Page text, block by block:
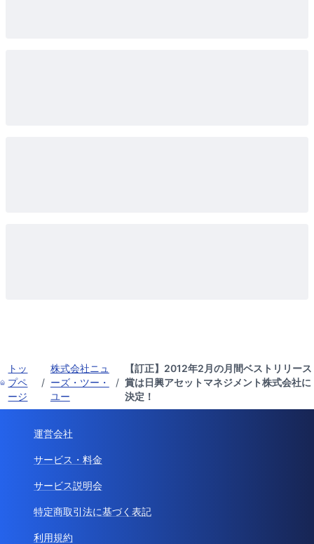
トッ
プペ
ージ
/
株式会社ニュ
ーズ・ツー・
ユー
/
【訂正】2012年2月の月間ベストリリース
賞は日興アセットマネジメント株式会社に
決定！
運営会社
サービス・料金
サービス説明会
特定商取引法に基づく表記
利用規約